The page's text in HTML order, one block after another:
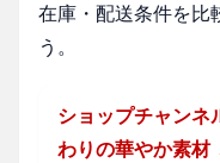
在庫・配送条件を比
う。
ショップチャン
わりの華やか素材